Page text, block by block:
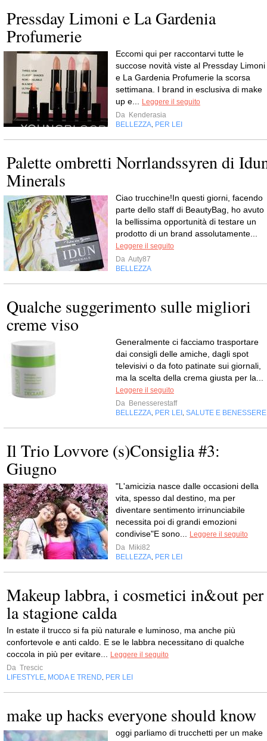
Pressday Limoni e La Gardenia
Profumerie
Eccomi qui per raccontarvi tutte le
succose novità viste al Pressday Limoni
e La Gardenia Profumerie la scorsa
settimana. I brand in esclusiva di make
up e...
Leggere il seguito
Da Kenderasia
BELLEZZA PER LEI
Palette ombretti Norrlandssyren di
Minerals
Ciao trucchine!In questi giorni, facendo
parte dello staff di BeautyBag, ho avuto
la bellissima opportunità di testare un
prodotto di un brand assolutamente...
Leggere il seguito
Da Auty87
BELLEZZA
Qualche suggerimento sulle migliori
creme viso
Generalmente ci facciamo trasportare
dai consigli delle amiche, dagli spot
televisivi o da foto patinate sui giornali,
ma la scelta della crema giusta per la...
Leggere il seguito
Da Benesserestaff
BELLEZZA PER LEI SALUTE E BENESSERE
Il Trio Lovvore (s)Consiglia #3:
Giugno
"L'amicizia nasce dalle occasioni della
vita, spesso dal destino, ma per
diventare sentimento irrinunciabile
necessita poi di grandi emozioni
condivise"E sono...
Leggere il seguito
Da Miki82
BELLEZZA PER LEI
Makeup labbra, i cosmetici in&out per
la stagione calda
In estate il trucco si fa più naturale e luminoso, ma anche più
confortevole e anti caldo. E se le labbra necessitano di qualche
coccola in più per evitare...
Leggere il seguito
Da Trescic
LIFESTYLE MODA E TREND PER LEI
make up hacks everyone should know
oggi parliamo di trucchetti per un make